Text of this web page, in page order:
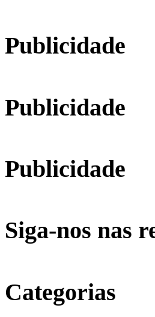
Publicidade
Publicidade
Publicidade
Siga-nos nas
Categorias